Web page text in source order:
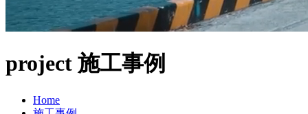
project 施工事例
Home